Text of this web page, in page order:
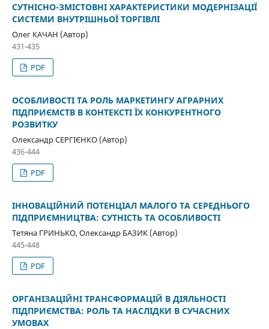
СУТНІСНО-ЗМІСТОВНІ ХАРАКТЕРИСТИКИ МОДЕРНІЗАЦІЇ
СИСТЕМИ ВНУТРІШНЬОЇ ТОРГІВЛІ
Олег КАЧАН (Автор)
431-435
PDF
ОСОБЛИВОСТІ ТА РОЛЬ МАРКЕТИНГУ АГРАРНИХ
ПІДПРИЄМСТВ В КОНТЕКСТІ ЇХ КОНКУРЕНТНОГО
РОЗВИТКУ
Олександр СЕРГІЄНКО (Автор)
436-444
PDF
ІННОВАЦІЙНИЙ ПОТЕНЦІАЛ МАЛОГО ТА СЕРЕДНЬОГО
ПІДПРИЄМНИЦТВА: СУТНІСТЬ ТА ОСОБЛИВОСТІ
Тетяна ГРИНЬКО, Олександр БАЗИК (Автор)
445-448
PDF
ОРГАНІЗАЦІЙНІ ТРАНСФОРМАЦІЙ В ДІЯЛЬНОСТІ
ПІДПРИЄМСТВА: РОЛЬ ТА НАСЛІДКИ В СУЧАСНИХ
УМОВАХ